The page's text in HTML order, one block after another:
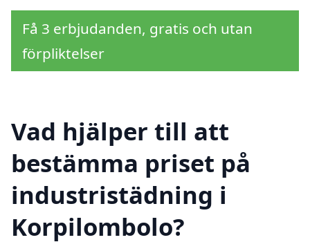
Få 3 erbjudanden, gratis och utan
förpliktelser
Vad hjälper till att
bestämma priset på
industristädning i
Korpilombolo?